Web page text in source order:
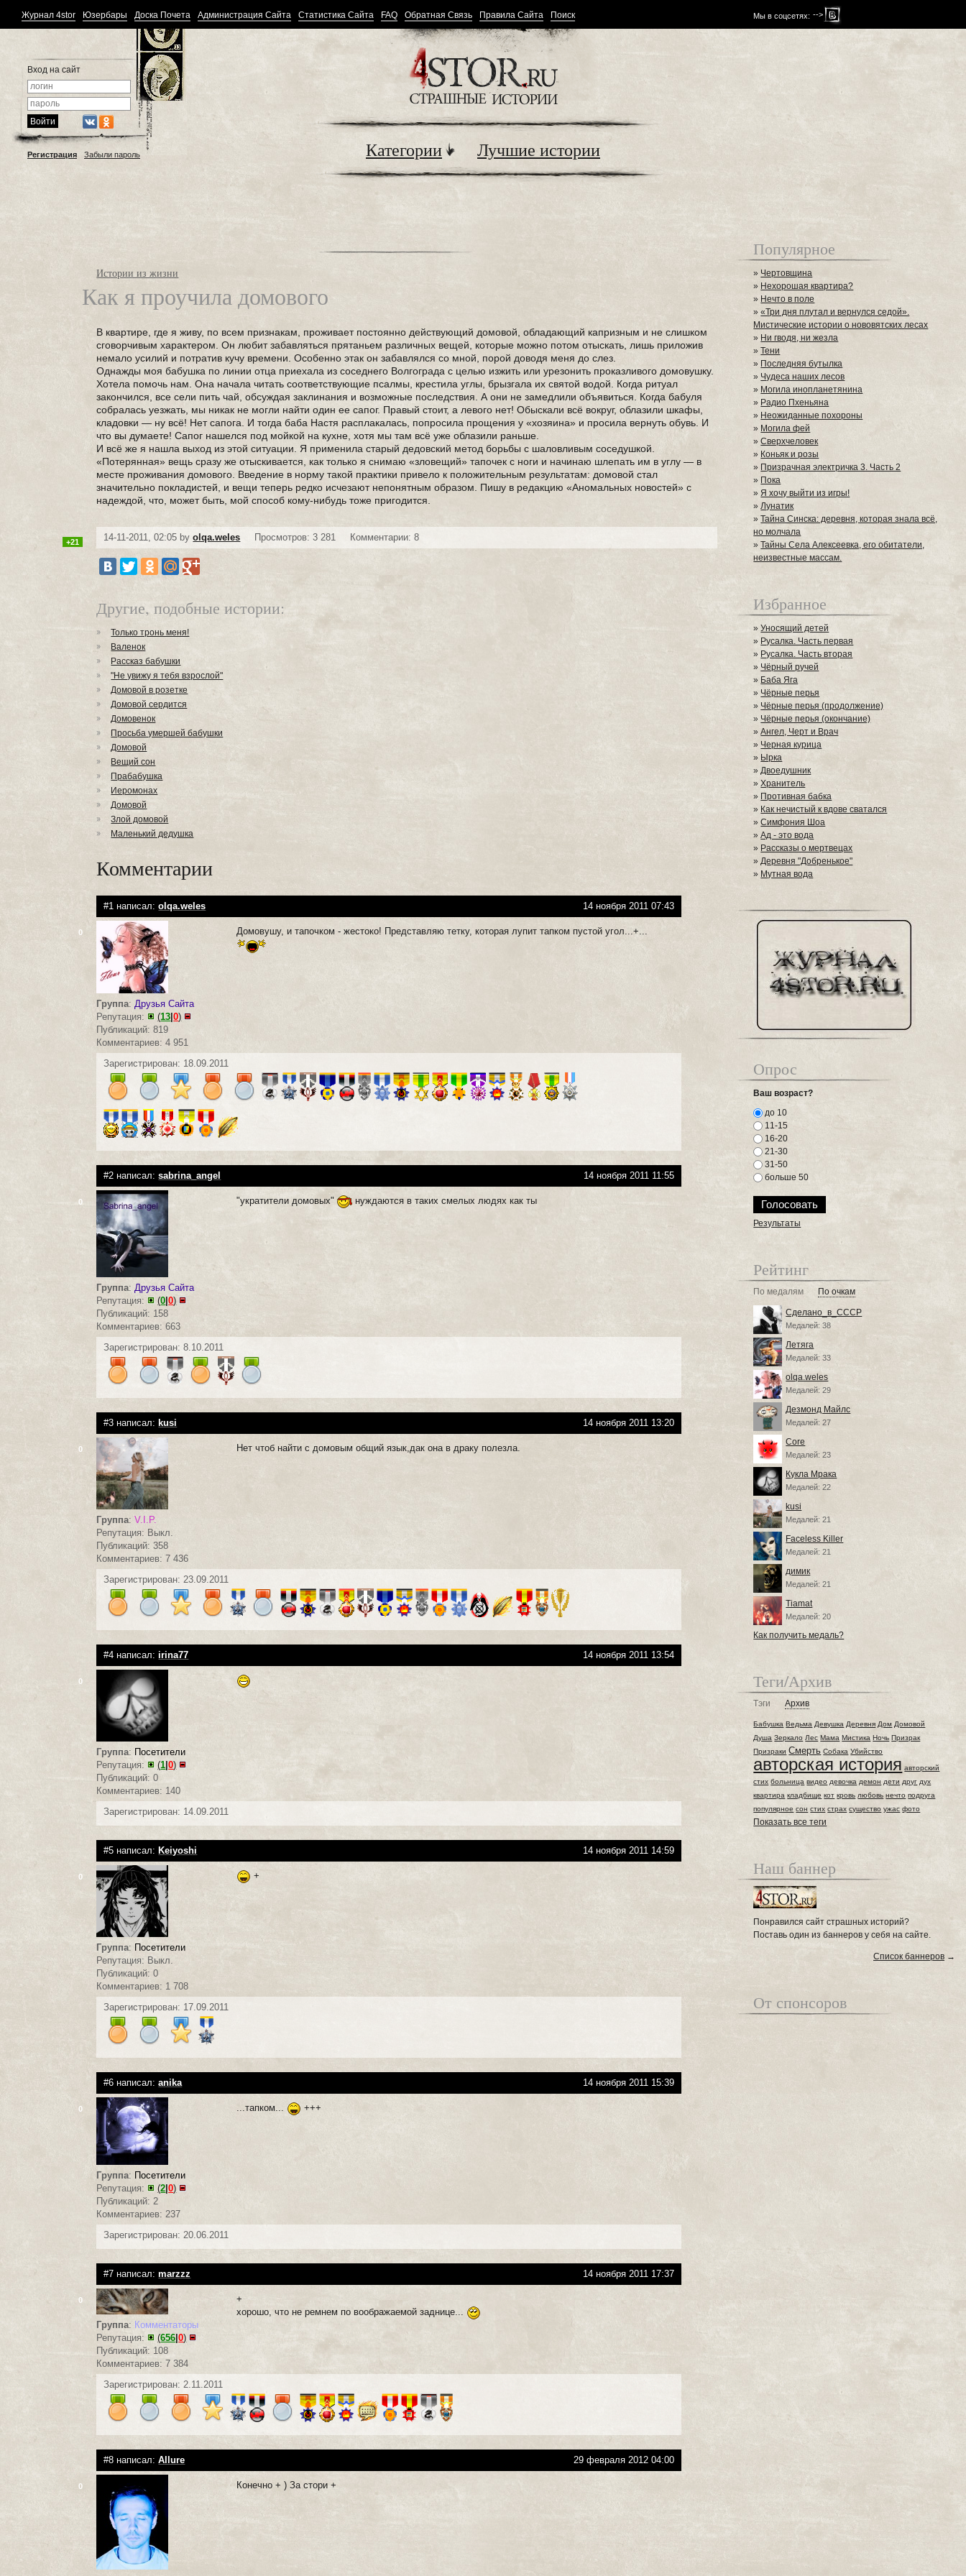
Мы в соцсетях: -->
Журнал 4stor Юзербары Доска Почета Администрация Сайта Статистика Сайта FAQ Обратная Связь Правила Сайта Поиск
Вход на сайт
Регистрация Забыли пароль Категории Лучшие истории
Истории из жизни
Как я проучила домового
В квартире, где я живу, по всем признакам, проживает постоянно действующий домовой, обладающий капризным и не слишком
сговорчивым характером. Он любит забавляться прятаньем различных вещей, которые можно потом отыскать, лишь приложив
немало усилий и потратив кучу времени. Особенно этак он забавлялся со мной, порой доводя меня до слез.
Однажды моя бабушка по линии отца приехала из соседнего Волгограда с целью изжить или урезонить проказливого домовушку.
Хотела помочь нам. Она начала читать соответствующие псалмы, крестила углы, брызгала их святой водой. Когда ритуал
закончился, все сели пить чай, обсуждая заклинания и возможные последствия. А они не замедлили объявиться. Когда бабуля
собралась уезжать, мы никак не могли найти один ее сапог. Правый стоит, а левого нет! Обыскали всё вокруг, облазили шкафы,
кладовки — ну всё! Нет сапога. И тогда баба Настя расплакалась, попросила прощения у «хозяина» и просила вернуть обувь. И
что вы думаете! Сапог нашелся под мойкой на кухне, хотя мы там всё уже облазили раньше.
И всё же я нашла выход из этой ситуации. Я применила старый дедовский метод борьбы с шаловливым соседушкой.
«Потерянная» вещь сразу же отыскивается, как только я снимаю «зловещий» тапочек с ноги и начинаю шлепать им в углу — в
месте проживания домового. Введение в норму такой практики привело к положительным результатам: домовой стал
значительно покладистей, и вещи теперь редко исчезают непонятным образом. Пишу в редакцию «Аномальных новостей» с
надеждой, что, может быть, мой способ кому-нибудь тоже пригодится.
14-11-2011, 02:05 byolqa.weles Просмотров: 3 281 Комментарии: 8
+21
Другие, подобные истории:
Только тронь меня!
Валенок
Рассказ бабушки
"Не увижу я тебя взрослой"
Домовой в розетке
Домовой сердится
Домовенок
Просьба умершей бабушки
Домовой
Вещий сон
Прабабушка
Иеромонах
Домовой
Злой домовой
Маленький дедушка
Комментарии
#1 написал:olqa.weles 14 ноября 2011 07:43
0
Группа:Друзья Сайта
Репутация:
(13 |0)
Публикаций: 819
Комментариев: 4 951
Домовушу, и тапочком - жестоко! Представляю тетку, которая лупит тапком пустой угол...+...
Зарегистрирован: 18.09.2011
#2 написал:sabrina_angel 14 ноября 2011 11:55
0
Группа: Друзья Сайта
Репутация:
(0|0)
Публикаций: 158
Комментариев: 663
"укратители домовых" нуждаются в таких смелых людях как ты
Зарегистрирован: 8.10.2011
#3 написал:kusi 14 ноября 2011 13:20
0
Группа:V.I.P.
Репутация: Выкл.
Публикаций: 358
Комментариев: 7 436
Нет чтоб найти с домовым общий язык,дак она в драку полезла.
Зарегистрирован: 23.09.2011
#4 написал:irina77 14 ноября 2011 13:54
0
Группа: Посетители
Репутация:
(1|0)
Публикаций: 0
Комментариев: 140
Зарегистрирован: 14.09.2011
#5 написал:Keiyoshi 14 ноября 2011 14:59
0
Группа: Посетители
Репутация: Выкл.
Публикаций: 0
Комментариев: 1 708
+
Зарегистрирован: 17.09.2011
#6 написал:anika 14 ноября 2011 15:39
0
Группа: Посетители
Репутация:
(2|0)
Публикаций: 2
Комментариев: 237
...тапком... +++
Зарегистрирован: 20.06.2011
#7 написал:marzzz 14 ноября 2011 17:37
0
Группа: Комментаторы
Репутация:
(656|0)
Публикаций: 108
Комментариев: 7 384
+
хорошо, что не ремнем по воображаемой заднице...
Зарегистрирован: 2.11.2011
#8 написал:Allure 29 февраля 2012 04:00
0 Конечно + ) За стори +
Популярное
» Чертовщина
» Нехорошая квартира?
» Нечто в поле
»«Три дня плутал и вернулся седой».
Мистические истории о нововятских лесах
» Ни гводя, ни жезла
»Тени
» Последняя бутылка
» Чудеса наших лесов
» Могила инопланетянина
» Радио Пхеньяна
» Неожиданные похороны
» Могила фей
»Сверхчеловек
» Коньяк и розы
» Призрачная электричка 3. Часть 2
» Пока
»Я хочу выйти из игры!
»Лунатик
»Тайна Синска: деревня, которая знала всё,
но молчала
»Тайны Села Алексеевка, его обитатели,
неизвестные массам.
Избранное
»Уносящий детей
» Русалка. Часть первая
» Русалка. Часть вторая
» Чёрный ручей
» Баба Яга
»Чёрные перья
» Чёрные перья (продолжение)
» Чёрные перья (окончание)
»Ангел, Черт и Врач
» Черная курица
» Ырка
»Двоедушник
»Хранитель
» Противная бабка
» Как нечистый к вдове сватался
»Симфония Шоа
»Ад - это вода
» Рассказы о мертвецах
»Деревня "Добренькое"
» Мутная вода
Опрос
Ваш возраст?
до 10
11-15
16-20
21-30
31-50
больше 50
Результаты
Рейтинг
По медалям По очкам
Сделано_в_СССР
Медалей: 38
Летяга
Медалей: 33
olqa.weles
Медалей: 29
Дезмонд Майлс
Медалей: 27
Core
Медалей: 23
Кукла Мрака
Медалей: 22
kusi
Медалей: 21
Faceless Killer
Медалей: 21
димик
Медалей: 21
Tiamat
Медалей: 20
Как получить медаль?
Теги/Архив
Тэги Архив
Бабушка Ведьма Девушка Деревня Дом Домовой
Душа Зеркало Лес Мама Мистика Ночь Призрак
Призраки Смерть Собака Убийство
авторская история авторский
стих больница видео девочка демон дети друг дух
квартира кладбище кот кровь любовь нечто подруга
популярное сон стих страх существо ужас фото
Показать все теги
Наш баннер
Понравился сайт страшных историй?
Поставь один из баннеров у себя на сайте.
Список баннеров →
От спонсоров